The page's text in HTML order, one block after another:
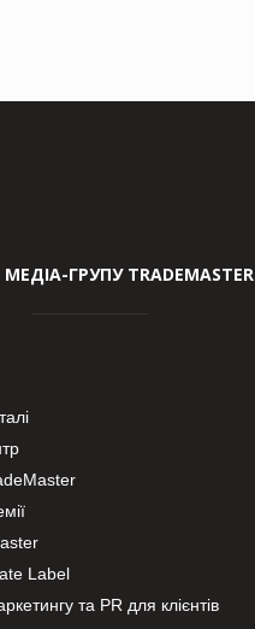
ГРУПУ TRADEMASTER
Label
та PR для клієнтів